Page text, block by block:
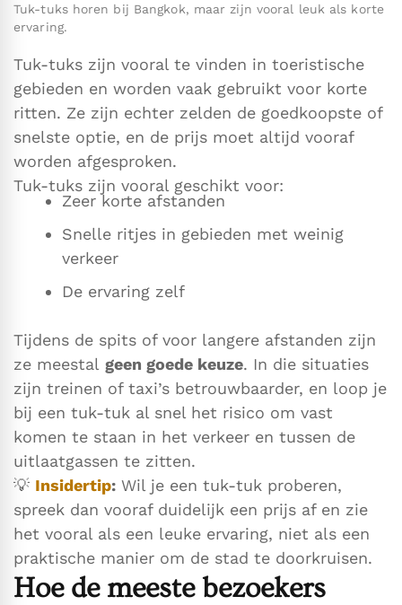
Tuk-tuks horen bij Bangkok, maar zijn vooral leuk als korte
ervaring.
Tuk-tuks zijn vooral te vinden in toeristische
gebieden en worden vaak gebruikt voor korte
ritten. Ze zijn echter zelden de goedkoopste of
snelste optie, en de prijs moet altijd vooraf
worden afgesproken.
Tuk-tuks zijn vooral geschikt voor:
Zeer korte afstanden
Snelle ritjes in gebieden met weinig
verkeer
De ervaring zelf
Tijdens de spits of voor langere afstanden zijn
ze meestal geen goede keuze. In die situaties
zijn treinen of taxi’s betrouwbaarder, en loop je
bij een tuk-tuk al snel het risico om vast
komen te staan in het verkeer en tussen de
uitlaatgassen te zitten.
💡 Insidertip: Wil je een tuk-tuk proberen,
spreek dan vooraf duidelijk een prijs af en zie
het vooral als een leuke ervaring, niet als een
praktische manier om de stad te doorkruisen.
Hoe de meeste bezoekers